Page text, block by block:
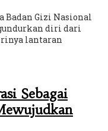
Badan Gizi Nasional
diri dari
lantaran
Sebagai